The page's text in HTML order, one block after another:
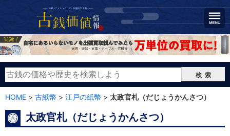
検索
HOME > 古紙幣 > 江戸の紙幣 > 太政官札（だじょうかんさつ）
太政官札（だじょうかんさつ）